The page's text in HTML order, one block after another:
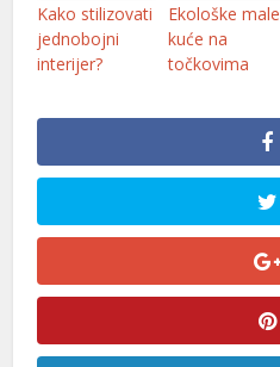
Kako stilizovati
jednobojni
interijer?
Ekološke male
kuće na
točkovima